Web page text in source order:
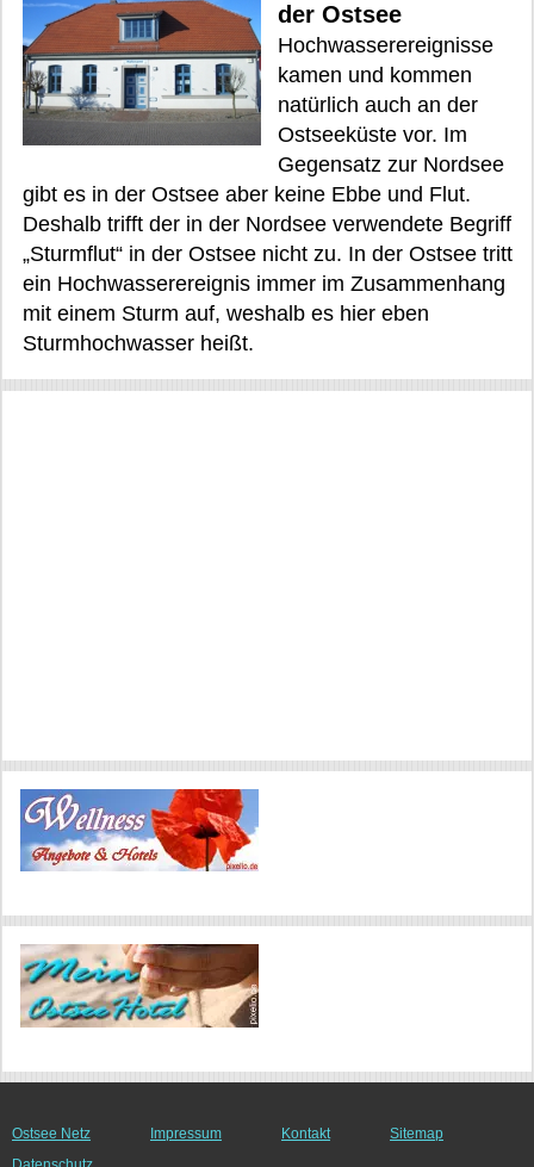
der Ostsee
Hochwasserereignisse
kamen und kommen
natürlich auch an der
Ostseeküste vor. Im
Gegensatz zur Nordsee
gibt es in der Ostsee aber keine Ebbe und Flut.
Deshalb trifft der in der Nordsee verwendete Begriff
„Sturmflut“ in der Ostsee nicht zu. In der Ostsee tritt
ein Hochwasserereignis immer im Zusammenhang
mit einem Sturm auf, weshalb es hier eben
Sturmhochwasser heißt.
Ostsee Netz Impressum Kontakt
Sitemap